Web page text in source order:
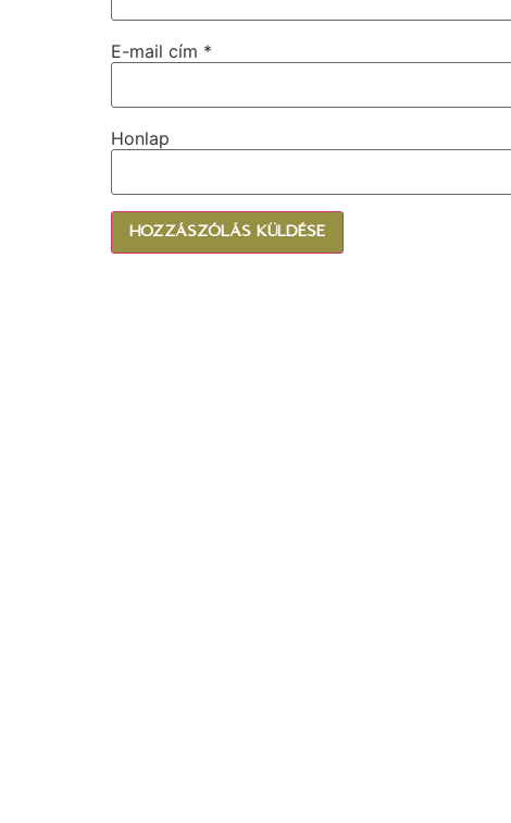
E-mail cím *
Honlap